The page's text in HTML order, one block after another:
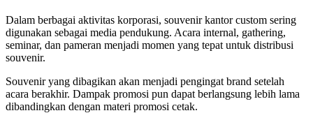
Dalam berbagai aktivitas korporasi, souvenir kantor custom sering
digunakan sebagai media pendukung. Acara internal, gathering,
seminar, dan pameran menjadi momen yang tepat untuk distribusi
souvenir.
Souvenir yang dibagikan akan menjadi pengingat brand setelah
acara berakhir. Dampak promosi pun dapat berlangsung lebih lama
dibandingkan dengan materi promosi cetak.